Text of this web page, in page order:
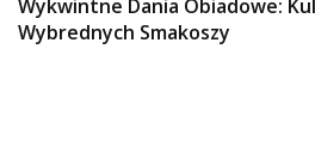
Wykwintne Dania Obiadowe:
Wybrednych Smakoszy